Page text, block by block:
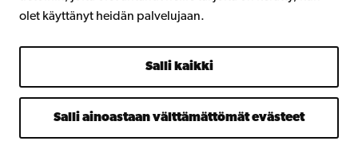
olet käyttänyt heidän palvelujaan.
Salli kaikki
Salli ainoastaan välttämättömät evästeet